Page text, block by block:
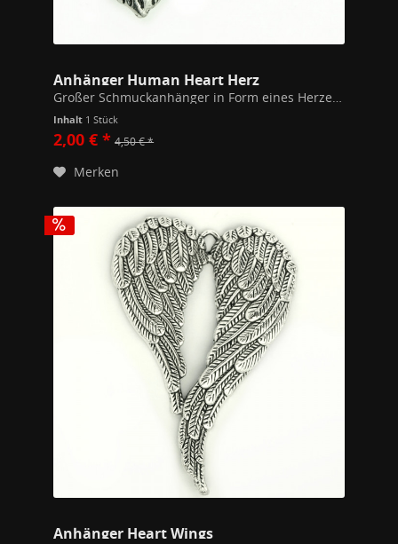
Anhänger Human Heart Herz
Großer Schmuckanhänger in Form eines Herzens, dreidimensional ausgearbeitet. 27mm x 12mm Inklusive einem 7mm Biegering zum Auffädeln auf Ketten. Hochwertiges Modeschmuckmaterial (Kupfer/Zink Legierung). Alle unsere Schmuckstücke...
Inhalt 1 Stück
2,00 € * 4,50 € *
Merken
Anhänger Heart Wings